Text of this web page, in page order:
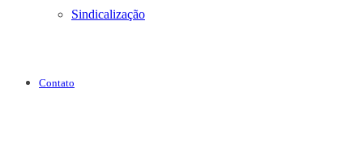
Sindicalização
Contato